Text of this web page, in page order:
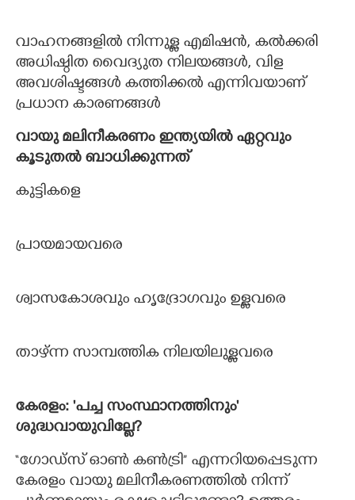
വാഹനങ്ങളില്‍ നിന്നുള്ള എമിഷൻ, കല്‍ക്കരി
അധിഷ്ഠിത വൈദ്യുത നിലയങ്ങള്‍, വിള
അവശിഷ്ടങ്ങള്‍ കത്തിക്കല്‍ എന്നിവയാണ്
പ്രധാന കാരണങ്ങള്‍
വായു മലിനീകരണം ഇന്ത്യയില്‍ ഏറ്റവും
കൂടുതല്‍ ബാധിക്കുന്നത്
കുട്ടികളെ
പ്രായമായവരെ
ശ്വാസകോശവും ഹൃദ്രോഗവും ഉള്ളവരെ
താഴ്ന്ന സാമ്പത്തിക നിലയിലുള്ളവരെ
കേരളം: 'പച്ച സംസ്ഥാനത്തിനും'
ശുദ്ധവായുവില്ലേ?
“ഗോഡ്സ് ഓണ്‍ കണ്‍ട്രി” എന്നറിയപ്പെടുന്ന
കേരളം വായു മലിനീകരണത്തില്‍ നിന്ന്